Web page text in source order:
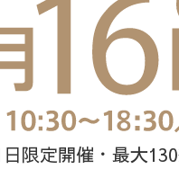
限定開催・最大